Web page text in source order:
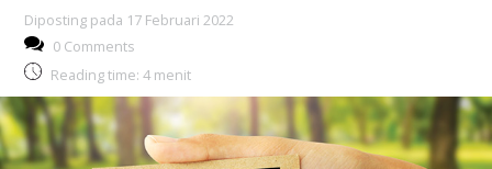
Diposting pada 17 Februari 2022
0 Comments
Reading time: 4 menit